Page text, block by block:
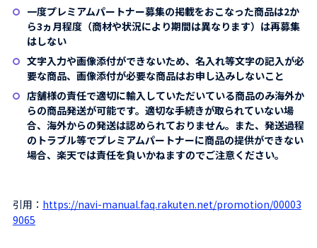
一度プレミアムパートナー募集の掲載をおこなった商品は2か
ら3ヵ月程度（商材や状況により期間は異なります）は再募集
はしない
文字入力や画像添付ができないため、名入れ等文字の記入が必
要な商品、画像添付が必要な商品はお申し込みしないこと
店舗様の責任で適切に輸入していただいている商品のみ海外か
らの商品発送が可能です。適切な手続きが取られていない場
合、海外からの発送は認められておりません。また、発送過程
のトラブル等でプレミアムパートナーに商品の提供ができない
場合、楽天では責任を負いかねますのでご注意ください。
引用： https://navi-manual.faq.rakuten.net/promotion/00003
9065